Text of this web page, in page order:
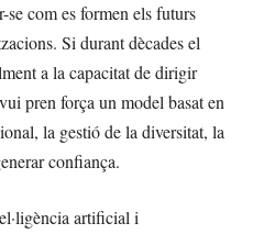
se com es formen els futurs
Si durant dècades el
a la capacitat de dirigir
pren força un model basat en
la gestió de la diversitat, la
confiança.
artificial i